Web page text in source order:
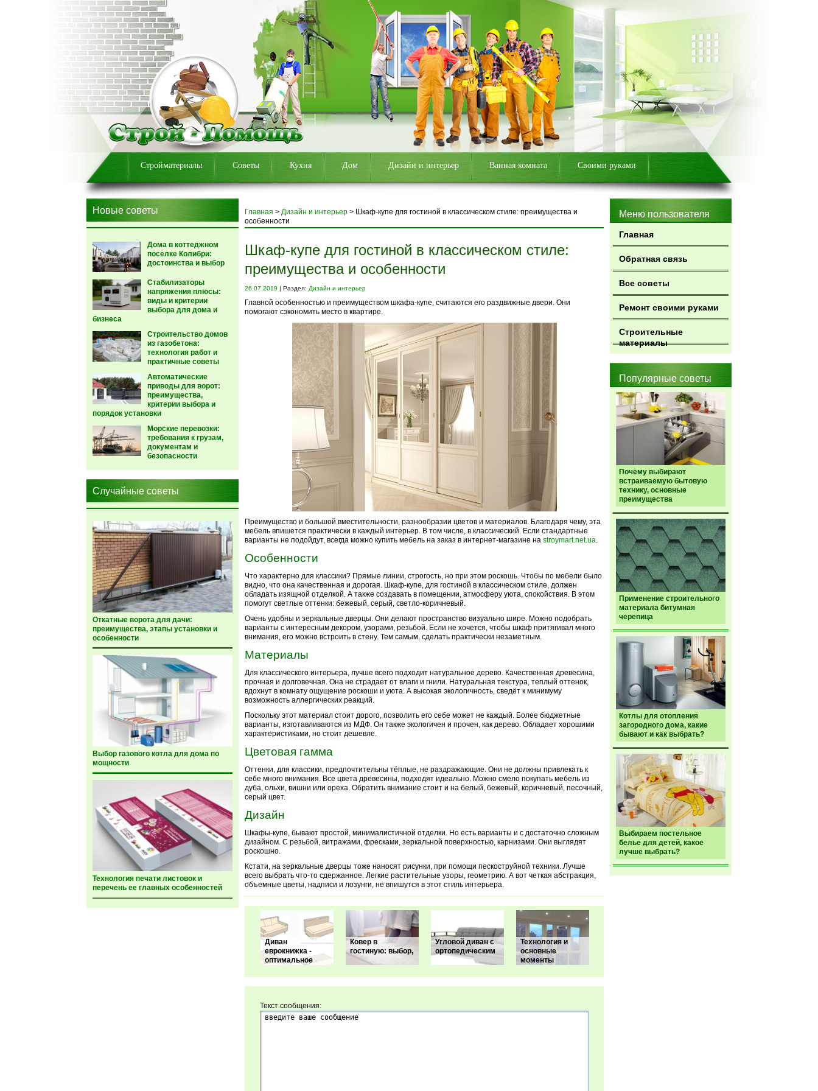
Стройматериалы Советы Кухня Дом Дизайн и интерьер Ванная комната Своими руками
Новые советы
Дома в коттеджном
поселке Колибри:
достоинства и выбор
Стабилизаторы
напряжения плюсы:
виды и критерии
выбора для дома и
бизнеса
Строительство домов
из газобетона:
технология работ и
практичные советы
Автоматические
приводы для ворот:
преимущества,
критерии выбора и
порядок установки
Морские перевозки:
требования к грузам,
документам и
безопасности
Случайные советы
Откатные ворота для дачи:
преимущества, этапы установки и
особенности
Выбор газового котла для дома по
мощности
Технология печати листовок и
перечень ее главных особенностей
Меню пользователя
Главная
Обратная связь
Все советы
Ремонт своими руками
Строительные
материалы
Популярные советы
Почему выбирают
встраиваемую бытовую
технику, основные
преимущества
Применение строительного
материала битумная
черепица
Котлы для отопления
загородного дома, какие
бывают и как выбрать?
Выбираем постельное
белье для детей, какое
лучше выбрать?
Главная > Дизайн и интерьер > Шкаф-купе для гостиной в классическом стиле: преимущества и
особенности
Шкаф-купе для гостиной в классическом стиле:
преимущества и особенности
26.07.2019 | Раздел: Дизайн и интерьер
Главной особенностью и преимуществом шкафа-купе, считаются его раздвижные двери. Они
помогают сэкономить место в квартире.
Преимущество и большой вместительности, разнообразии цветов и материалов. Благодаря чему, эта
мебель впишется практически в каждый интерьер. В том числе, в классический. Если стандартные
варианты не подойдут, всегда можно купить мебель на заказ в интернет-магазине на stroymart.net.ua.
Особенности
Что характерно для классики? Прямые линии, строгость, но при этом роскошь. Чтобы по мебели было
видно, что она качественная и дорогая. Шкаф-купе, для гостиной в классическом стиле, должен
обладать изящной отделкой. А также создавать в помещении, атмосферу уюта, спокойствия. В этом
помогут светлые оттенки: бежевый, серый, светло-коричневый.
Очень удобны и зеркальные дверцы. Они делают пространство визуально шире. Можно подобрать
варианты с интересным декором, узорами, резьбой. Если не хочется, чтобы шкаф притягивал много
внимания, его можно встроить в стену. Тем самым, сделать практически незаметным.
Материалы
Для классического интерьера, лучше всего подходит натуральное дерево. Качественная древесина,
прочная и долговечная. Она не страдает от влаги и гнили. Натуральная текстура, теплый оттенок,
вдохнут в комнату ощущение роскоши и уюта. А высокая экологичность, сведёт к минимуму
возможность аллергических реакций.
Поскольку этот материал стоит дорого, позволить его себе может не каждый. Более бюджетные
варианты, изготавливаются из МДФ. Он также экологичен и прочен, как дерево. Обладает хорошими
характеристиками, но стоит дешевле.
Цветовая гамма
Оттенки, для классики, предпочтительны тёплые, не раздражающие. Они не должны привлекать к
себе много внимания. Все цвета древесины, подходят идеально. Можно смело покупать мебель из
дуба, ольхи, вишни или ореха. Обратить внимание стоит и на белый, бежевый, коричневый, песочный,
серый цвет.
Дизайн
Шкафы-купе, бывают простой, минималистичной отделки. Но есть варианты и с достаточно сложным
дизайном. С резьбой, витражами, фресками, зеркальной поверхностью, карнизами. Они выглядят
роскошно.
Кстати, на зеркальные дверцы тоже наносят рисунки, при помощи пескоструйной техники. Лучше
всего выбрать что-то сдержанное. Легкие растительные узоры, геометрию. А вот четкая абстракция,
объемные цветы, надписи и лозунги, не впишутся в этот стиль интерьера.
Диван
еврокнижка -
оптимальное
Ковер в
гостиную: выбор,
Угловой диван с
ортопедическим
Технология и
основные
моменты
Текст сообщения: